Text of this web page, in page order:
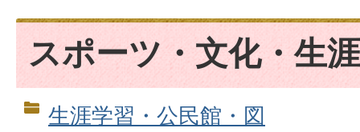
スポーツ・文化・生
生涯学習・公民館・図